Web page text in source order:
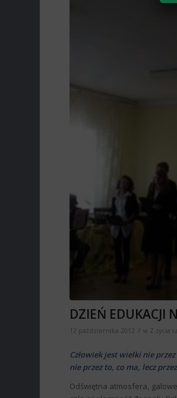
DZIEŃ EDUKACJI
12 października 2012 / w Z życia
Człowiek jest wielki nie
nie przez to, co ma, lecz
Odświętna atmosfera,